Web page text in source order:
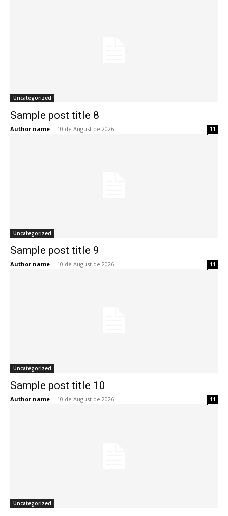
Uncategorized
Sample post title 8
Author name - 10 de August de 2026 11
Uncategorized
Sample post title 9
Author name - 10 de August de 2026 11
Uncategorized
Sample post title 10
Author name - 10 de August de 2026 11
Uncategorized